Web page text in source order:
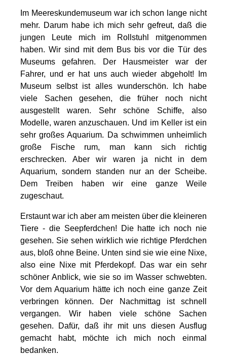
Im Meereskundemuseum war ich schon lange nicht
mehr. Darum habe ich mich sehr gefreut, daß die
jungen Leute mich im Rollstuhl mitgenommen
haben. Wir sind mit dem Bus bis vor die Tür des
Museums gefahren. Der Hausmeister war der
Fahrer, und er hat uns auch wieder abgeholt! Im
Museum selbst ist alles wunderschön. Ich habe
viele Sachen gesehen, die früher noch nicht
ausgestellt waren. Sehr schöne Schiffe, also
Modelle, waren anzuschauen. Und im Keller ist ein
sehr großes Aquarium. Da schwimmen unheimlich
große Fische rum, man kann sich richtig
erschrecken. Aber wir waren ja nicht in dem
Aquarium, sondern standen nur an der Scheibe.
Dem Treiben haben wir eine ganze Weile
zugeschaut.
Erstaunt war ich aber am meisten über die kleineren
Tiere - die Seepferdchen! Die hatte ich noch nie
gesehen. Sie sehen wirklich wie richtige Pferdchen
aus, bloß ohne Beine. Unten sind sie wie eine Nixe,
also eine Nixe mit Pferdekopf. Das war ein sehr
schöner Anblick, wie sie so im Wasser schwebten.
Vor dem Aquarium hätte ich noch eine ganze Zeit
verbringen können. Der Nachmittag ist schnell
vergangen. Wir haben viele schöne Sachen
gesehen. Dafür, daß ihr mit uns diesen Ausflug
gemacht habt, möchte ich mich noch einmal
bedanken.